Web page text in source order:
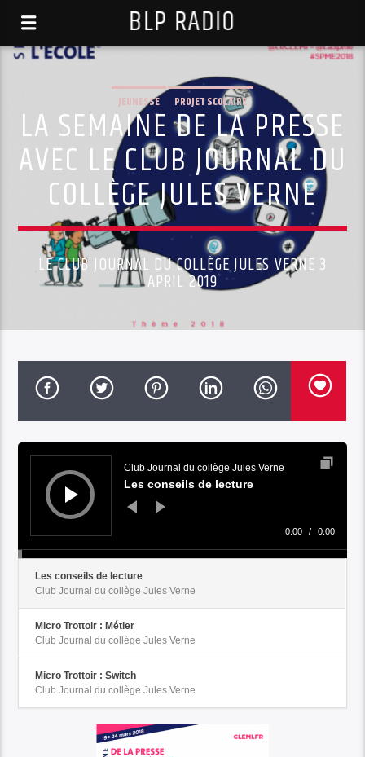
BLP RADIO
JEUNESSE PROJET SCOLAIRE
LA SEMAINE DE LA PRESSE
AVEC LE CLUB JOURNAL DU
COLLÈGE JULES VERNE
LE CLUB JOURNAL DU COLLÈGE JULES VERNE 3
APRIL 2019
Audio
Player
Club Journal du collège Jules Verne
Les conseils de lecture
0:00 / 0:00
Les conseils de lecture
Club Journal du collège Jules Verne
Micro Trottoir : Métier
Club Journal du collège Jules Verne
Micro Trottoir : Switch
Club Journal du collège Jules Verne